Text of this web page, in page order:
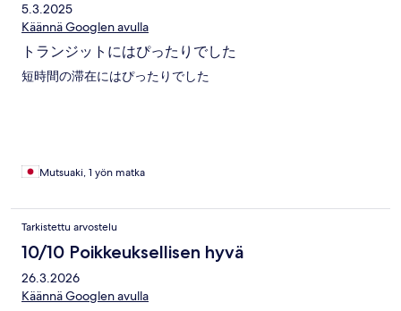
5.3.2025
Käännä Googlen avulla
トランジットにはぴったりでした
短時間の滞在にはぴったりでした
Mutsuaki, 1 yön matka
Tarkistettu arvostelu
10/10 Poikkeuksellisen hyvä
26.3.2026
Käännä Googlen avulla